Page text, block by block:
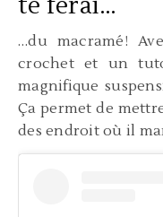
…du macramé!
crochet et un
magnifique
Ça permet de
des endroit où il